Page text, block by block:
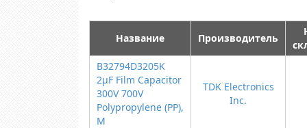
Название Производитель
B32794D3205K
2µF Film Capacitor
300V 700V
Polypropylene (PP),
M
TDK Electronics
Inc.